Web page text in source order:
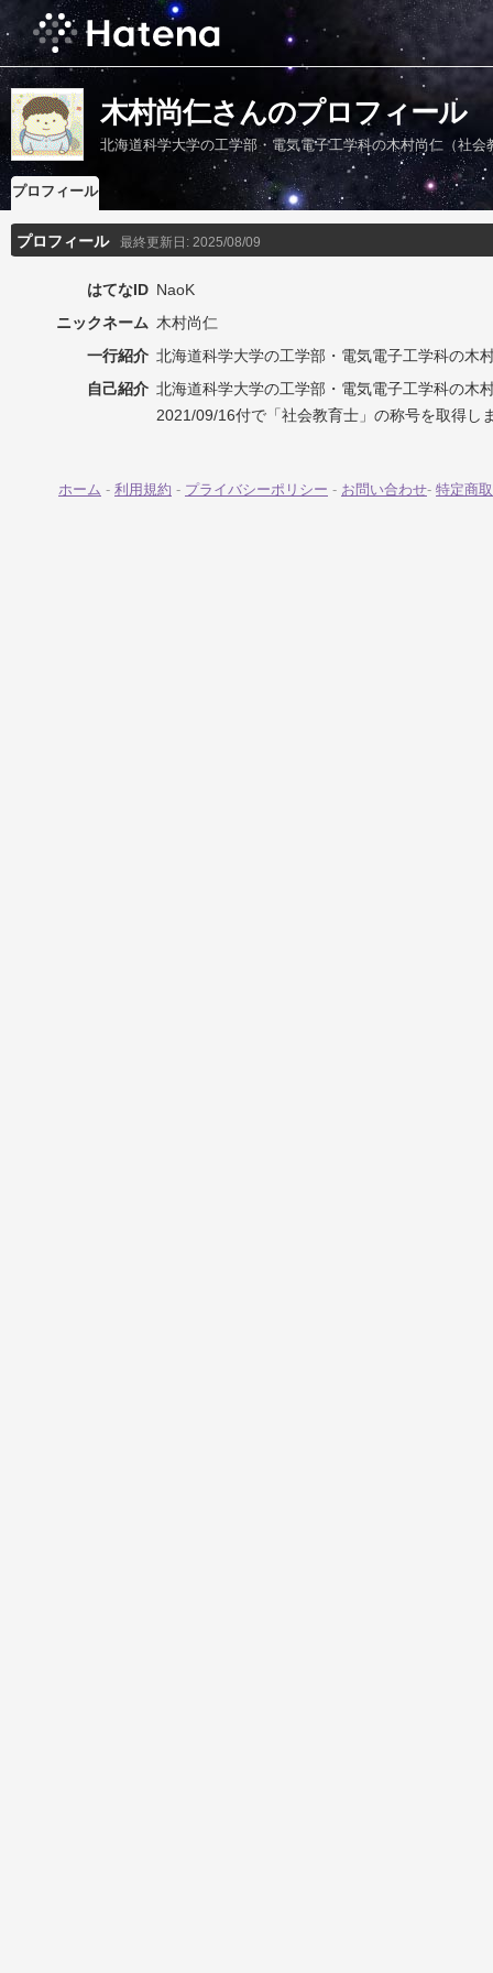
木村尚仁さんのプロフィール
北海道科学大学の工学部・電気電子工学科の木村尚仁（社会
プロフィール
プロフィール 最終更新日: 2025/08/09
はてなID NaoK
ニックネーム 木村尚仁
一行紹介 北海道科学大学の工学部・電気電子工学科の木
自己紹介 北海道科学大学の工学部・電気電子工学科の木
2021/09/16付で「社会教育士」の称号を取得し
ホーム - 利用規約 - プライバシーポリシー - お問い合わせ- 特定商